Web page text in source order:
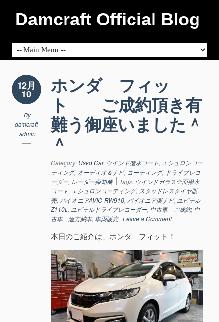
Damcraft Official Blog
12月
10
By
damcraft-
admin
ホンダ フィッ
ト ご成約頂き有
難う御座いました＾
＾
Category: Used Car, ウインド撥水コート, エシュロンコー
ティング, オーディオ＆ナビ, コーティング, ドライブレコ
ーダー, レーダー探知機 Tags: ウインドガラス全面撥水
コート, エシュロンコーティング, スタッドレスタイヤ販
売, パイオニアAVIC-RW910, パイオニア楽ナビ, ユピテル
Z110L , ユピテルドライブレコーダー, 中古車 ご成約, 中
古車 遠方納車, 車両販売 Leave a Comment
本日のご紹介は、ホンダ フィット！